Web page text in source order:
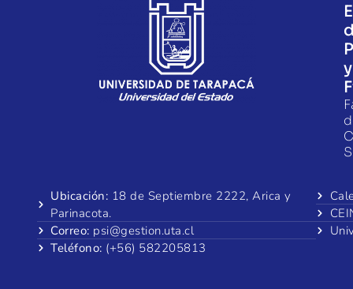
y
Ubicación: 18 de Septiembre 2222, Arica y
Parinacota.
Correo: psi@gestion.uta.cl
Teléfono: (+56) 582205813